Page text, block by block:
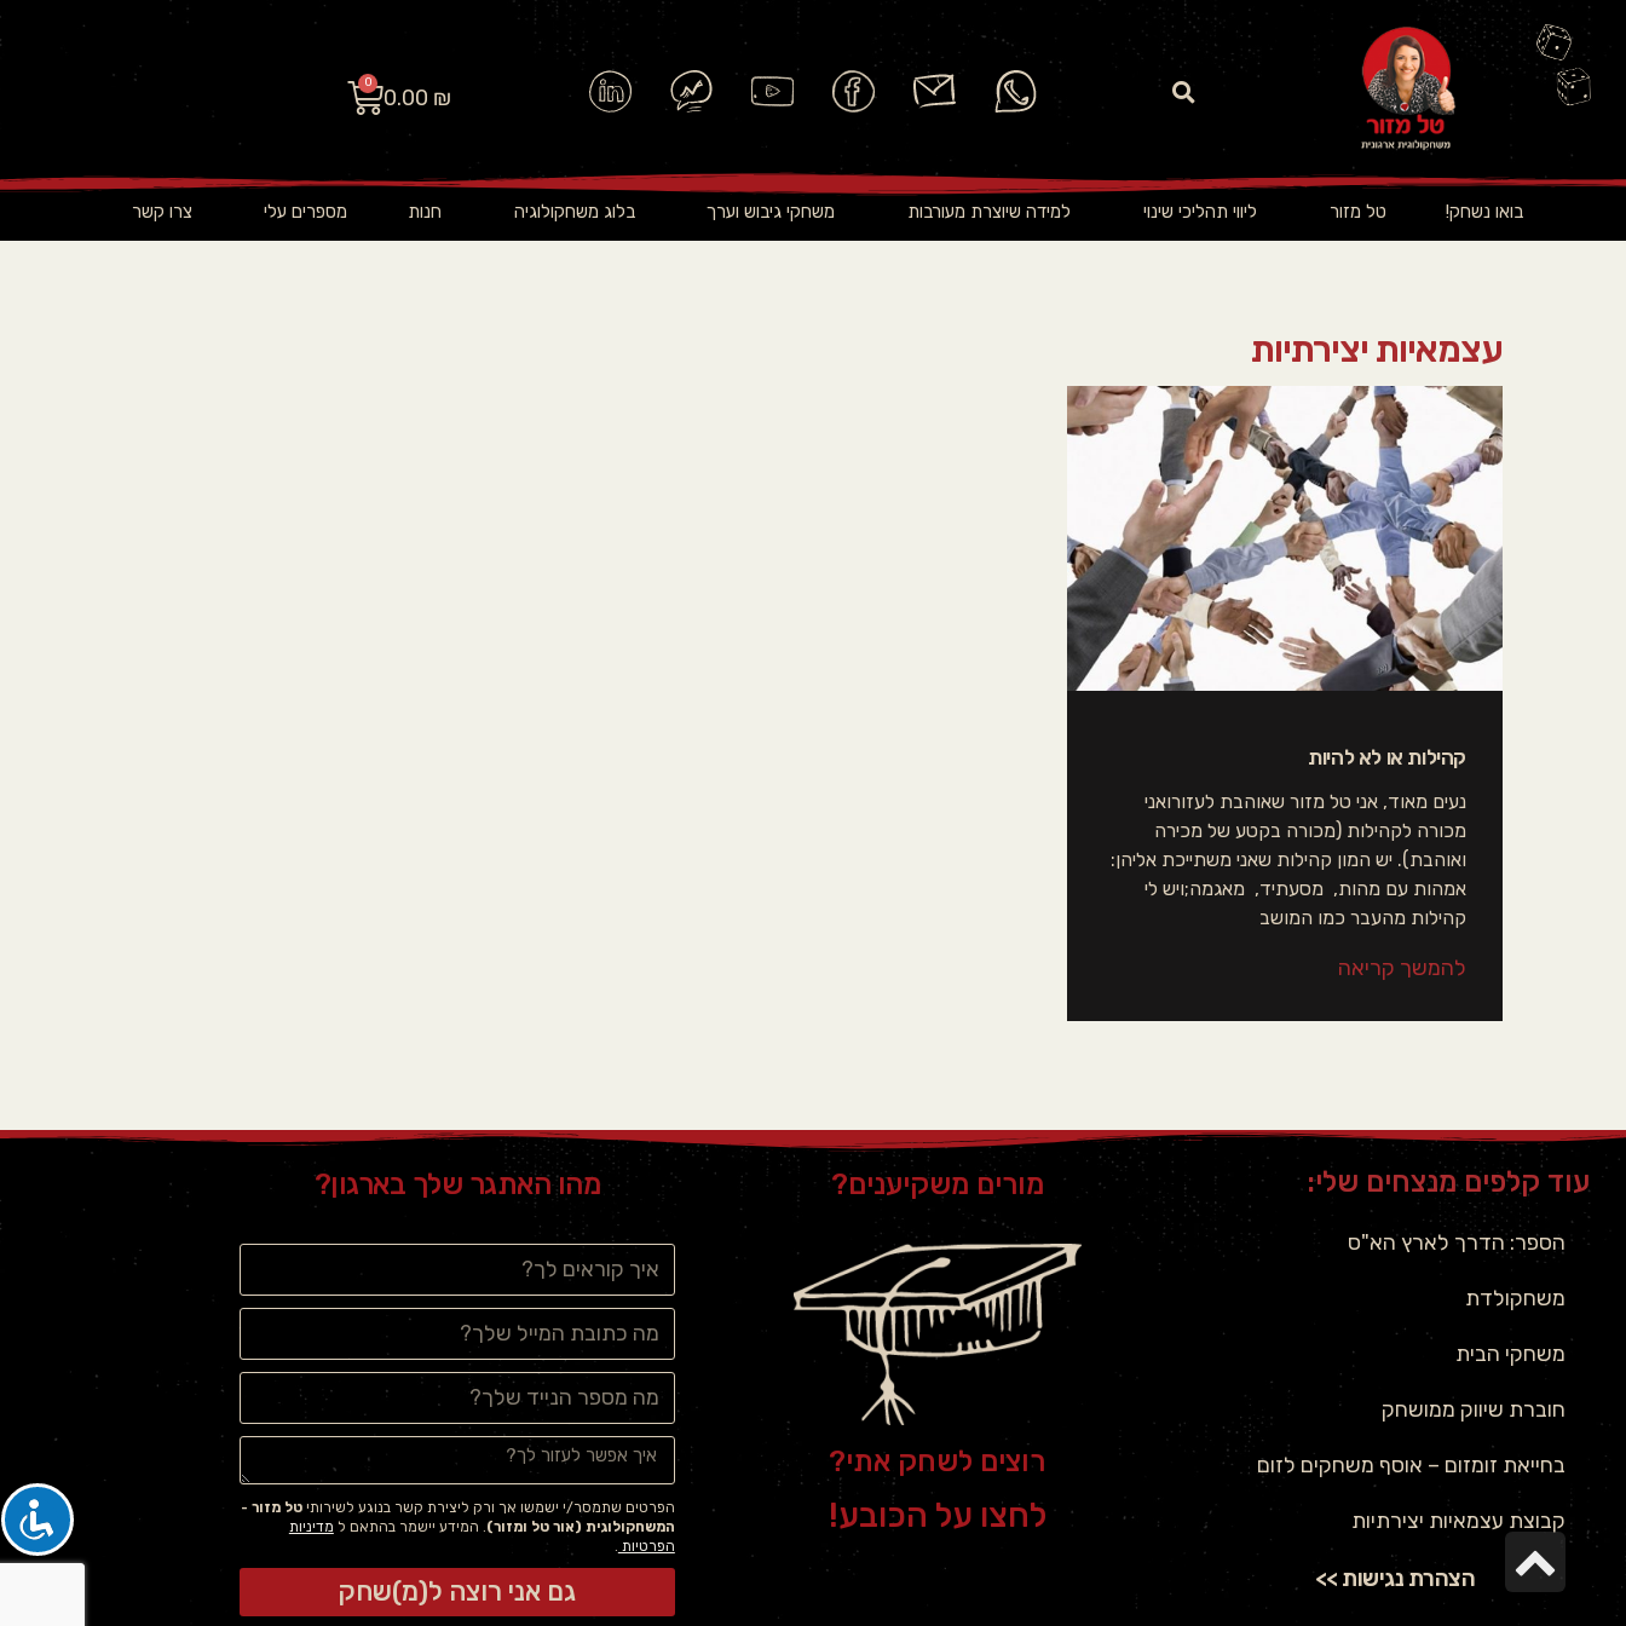
0.00 ₪
0
בואו נשחק! טל מזור ליווי תהליכי שינוי למידה שיוצרת מעורבות משחקי גיבוש וערך בלוג משחקולוגיה חנות מספרים עלי צרו קשר
עצמאיות יצירתיות
קהילות או לא להיות
נעים מאוד, אני טל מזור שאוהבת לעזורואני
מכורה לקהילות (מכורה בקטע של מכירה
ואוהבת). יש המון קהילות שאני משתייכת אליהן:
אמהות עם מהות, מסעתיד, מאגמה;ויש לי
קהילות מהעבר כמו המושב
להמשך קריאה
עוד קלפים מנצחים שלי:
הספר: הדרך לארץ הא"ס
משחקולדת
משחקי הבית
חוברת שיווק ממושחק
בחייאת זומזום – אוסף משחקים לזום
קבוצת עצמאיות יצירתיות
הצהרת נגישות >>
מורים משקיענים?
רוצים לשחק אתי?
לחצו על הכובע!
מהו האתגר שלך בארגון?
הפרטים שתמסר/י ישמשו אך ורק ליצירת קשר בנוגע לשירותיטל מזור -
המשחקולוגית (אור טל ומזור). המידע יישמר בהתאם ל מדיניות
הפרטיות .
גם אני רוצה ל(מ)שחק
גלילה לראש העמוד